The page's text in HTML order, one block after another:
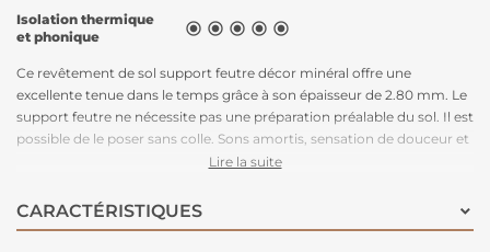
Isolation thermique
et phonique
    
Ce revêtement de sol support feutre décor minéral offre une
excellente tenue dans le temps grâce à son épaisseur de 2.80 mm. Le
support feutre ne nécessite pas une préparation préalable du sol. Il est
possible de le poser sans colle. Sons amortis, sensation de douceur et
confort à la marche inégalé. Son style completera parfaitement votre
Lire la suite
CARACTÉRISTIQUES